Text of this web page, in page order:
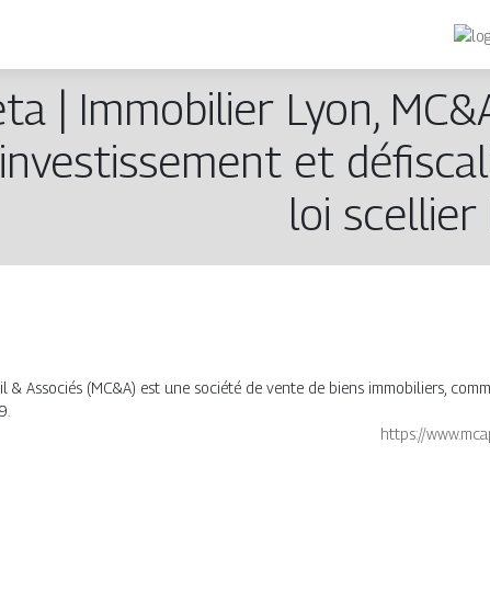
| Immobilier Lyon,
in­vestis­se­ment et
loi scellier
& Associés (MC&A) est une société de vente de biens immobiliers,
https://